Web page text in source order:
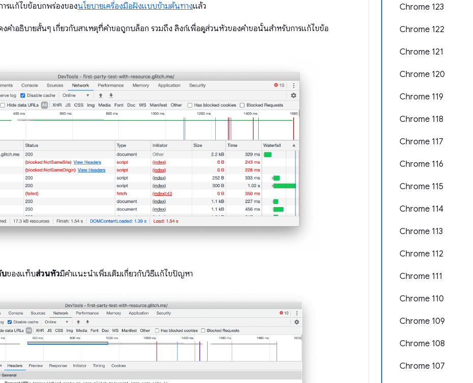
Chrome 123
Chrome 122
Chrome 121
Chrome 120
Chrome 119
Chrome 118
Chrome 117
Chrome 116
Chrome 115
Chrome 114
Chrome 113
Chrome 112
Chrome 111
Chrome 110
Chrome 109
Chrome 108
Chrome 107
รแก้ไขข้อบกพร่องของนโยบายเครื่องมือฝังแบบข้ามต้นทางแล้ว
คำอธิบายสั้นๆ เกี่ยวกับสาเหตุที่คำขอถูกบล็อก รวมถึง ลิงก์เพื่อดูส่วนหัวของคำขอนั้นสำหรับการแก้ไขข้อ
บของแท็บส่วนหัวมีคำแนะนำเพิ่มเติมเกี่ยวกับวิธีแก้ไขปัญหา